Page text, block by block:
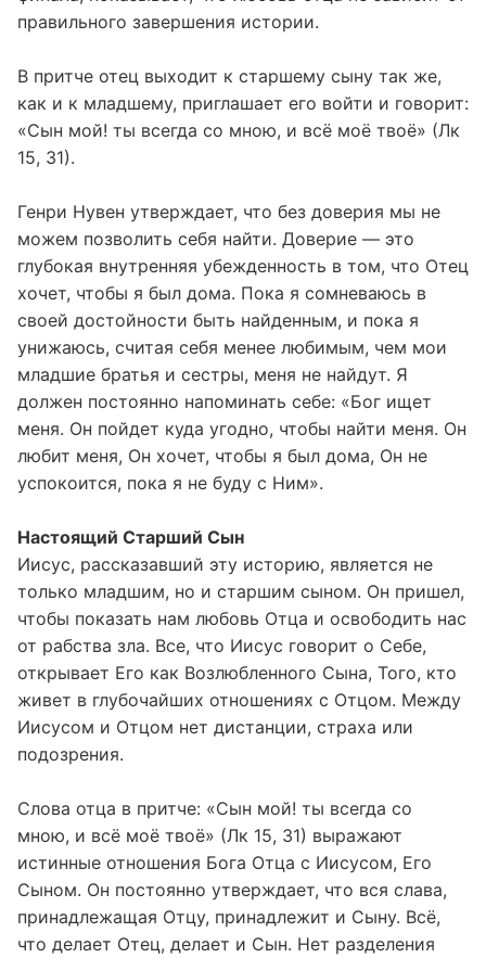
правильного завершения истории.
В притче отец выходит к старшему сыну так же,
как и к младшему, приглашает его войти и говорит:
«Сын мой! ты всегда со мною, и всё моё твоё» (Лк
15, 31).
Генри Нувен утверждает, что без доверия мы не
можем позволить себя найти. Доверие — это
глубокая внутренняя убежденность в том, что Отец
хочет, чтобы я был дома. Пока я сомневаюсь в
своей достойности быть найденным, и пока я
унижаюсь, считая себя менее любимым, чем мои
младшие братья и сестры, меня не найдут. Я
должен постоянно напоминать себе: «Бог ищет
меня. Он пойдет куда угодно, чтобы найти меня. Он
любит меня, Он хочет, чтобы я был дома, Он не
успокоится, пока я не буду с Ним».
Настоящий Старший Сын
Иисус, рассказавший эту историю, является не
только младшим, но и старшим сыном. Он пришел,
чтобы показать нам любовь Отца и освободить нас
от рабства зла. Все, что Иисус говорит о Себе,
открывает Его как Возлюбленного Сына, Того, кто
живет в глубочайших отношениях с Отцом. Между
Иисусом и Отцом нет дистанции, страха или
подозрения.
Слова отца в притче: «Сын мой! ты всегда со
мною, и всё моё твоё» (Лк 15, 31) выражают
истинные отношения Бога Отца с Иисусом, Его
Сыном. Он постоянно утверждает, что вся слава,
принадлежащая Отцу, принадлежит и Сыну. Всё,
что делает Отец, делает и Сын. Нет разделения